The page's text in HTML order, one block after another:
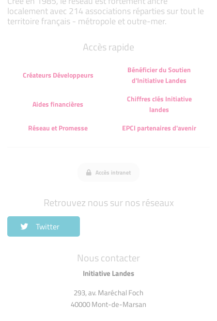
localement avec 214 associations réparties sur tout le
territoire français - métropole et outre-mer.
Nous contacter
Initiative Landes
293, av. Maréchal Foch
40000 Mont-de-Marsan
Accès rapide
Créateurs Développeurs
Bénéficier du Soutien
d'Initiative Landes
Aides financières
Chiffres clés Initiative
landes
Réseau et Promesse
EPCI partenaires d'avenir
Accès intranet
Retrouvez nous sur nos réseaux
Twitter